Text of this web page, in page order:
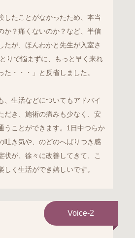
したことがなかったため、本当
か？痛くないのか？など、半信
たが、ほんわかと先生が入室さ
りで悩まずに、もっと早く来れ
た・・・」と反省しました。
、生活などについてもアドバイ
だき、施術の痛みも少なく、安
うことができます。1日中つらか
吐き気や、のどのへばりつき感
状が、徐々に改善してきて、こ
しく生活ができ嬉しいです。
Voice-2